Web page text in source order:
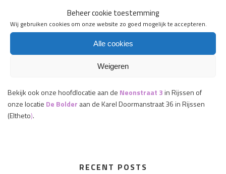
Beheer cookie toestemming
Wij gebruiken cookies om onze website zo goed mogelijk te accepteren.
Alle cookies
Weigeren
Maak online een afspraak
Liever een andere locatie in Rijssen?
Bekijk ook onze hoofdlocatie aan de Neonstraat 3in Rijssen of
onze locatie De Bolder aan de Karel Doormanstraat 36 in Rijssen
(Eltheto).
RECENT POSTS